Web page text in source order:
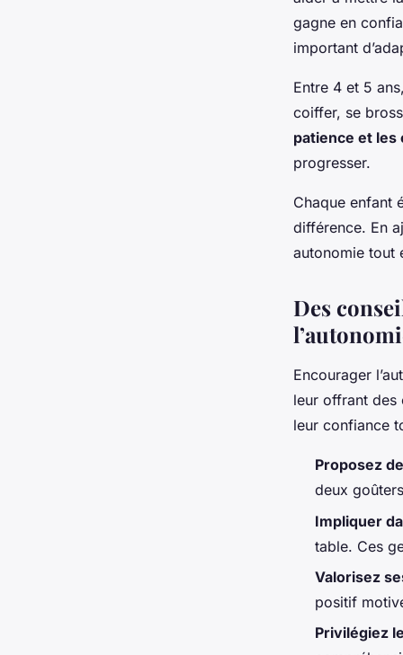
gagne en
important
Entre 4 et 5
coiffer, se
patience et les
progresser.
Chaque enfant
différence. En
autonomie tout
Des
Encourager
leur offrant des
leur confiance
Proposez
deux
Impliquer
table. Ces
Valorisez
positif
Privilégiez